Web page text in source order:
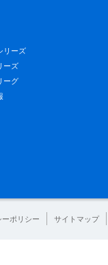
リーズ
ーズ
ーグ
ーポリシー サイトマップ